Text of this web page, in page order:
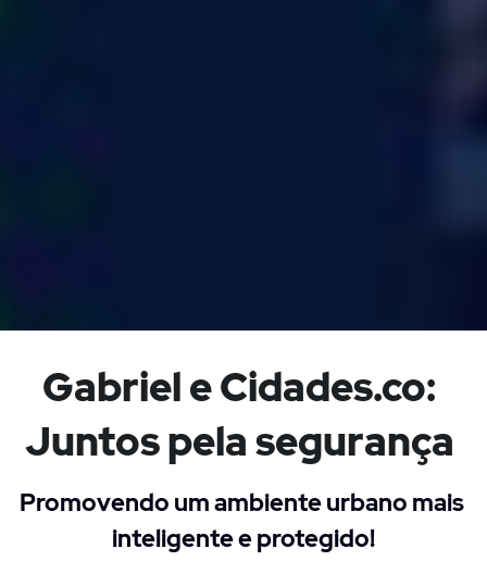
Gabriel e Cidades.co:
Juntos pela segurança
Promovendo um ambiente urbano mais
inteligente e protegido!